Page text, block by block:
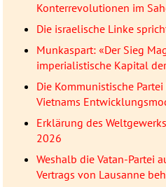
Konterrevolutionen im
Die israelische Linke
Munkaspart: «Der Sieg
imperialistische Kapital
Die Kommunistische
Vietnams
Erklärung des
2026
Weshalb die Vatan-Partei
Vertrags von Lausanne